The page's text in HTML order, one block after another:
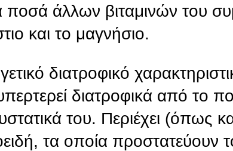
ποσά άλλων βιταμινών του
και το μαγνήσιο.
διατροφικό
διατροφικά από το
του. Περιέχει (όπως
τα οποία προστατεύουν